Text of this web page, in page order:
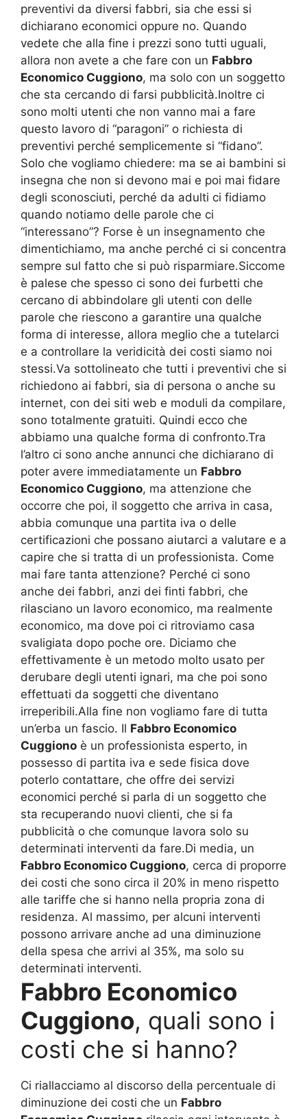
preventivi da diversi fabbri, sia che essi si
dichiarano economici oppure no. Quando
vedete che alla fine i prezzi sono tutti uguali,
allora non avete a che fare con un Fabbro
Economico Cuggiono, ma solo con un soggetto
che sta cercando di farsi pubblicità.Inoltre ci
sono molti utenti che non vanno mai a fare
questo lavoro di “paragoni” o richiesta di
preventivi perché semplicemente si “fidano”.
Solo che vogliamo chiedere: ma se ai bambini si
insegna che non si devono mai e poi mai fidare
degli sconosciuti, perché da adulti ci fidiamo
quando notiamo delle parole che ci
“interessano”? Forse è un insegnamento che
dimentichiamo, ma anche perché ci si concentra
sempre sul fatto che si può risparmiare.Siccome
è palese che spesso ci sono dei furbetti che
cercano di abbindolare gli utenti con delle
parole che riescono a garantire una qualche
forma di interesse, allora meglio che a tutelarci
e a controllare la veridicità dei costi siamo noi
stessi.Va sottolineato che tutti i preventivi che si
richiedono ai fabbri, sia di persona o anche su
internet, con dei siti web e moduli da compilare,
sono totalmente gratuiti. Quindi ecco che
abbiamo una qualche forma di confronto.Tra
l’altro ci sono anche annunci che dichiarano di
poter avere immediatamente un Fabbro
Economico Cuggiono, ma attenzione che
occorre che poi, il soggetto che arriva in casa,
abbia comunque una partita iva o delle
certificazioni che possano aiutarci a valutare e a
capire che si tratta di un professionista. Come
mai fare tanta attenzione? Perché ci sono
anche dei fabbri, anzi dei finti fabbri, che
rilasciano un lavoro economico, ma realmente
economico, ma dove poi ci ritroviamo casa
svaligiata dopo poche ore. Diciamo che
effettivamente è un metodo molto usato per
derubare degli utenti ignari, ma che poi sono
effettuati da soggetti che diventano
irreperibili.Alla fine non vogliamo fare di tutta
un’erba un fascio. Il Fabbro Economico
Cuggiono è un professionista esperto, in
possesso di partita iva e sede fisica dove
poterlo contattare, che offre dei servizi
economici perché si parla di un soggetto che
sta recuperando nuovi clienti, che si fa
pubblicità o che comunque lavora solo su
determinati interventi da fare.Di media, un
Fabbro Economico Cuggiono, cerca di proporre
dei costi che sono circa il 20% in meno rispetto
alle tariffe che si hanno nella propria zona di
residenza. Al massimo, per alcuni interventi
possono arrivare anche ad una diminuzione
della spesa che arrivi al 35%, ma solo su
determinati interventi.
Fabbro Economico
Cuggiono, quali sono i
costi che si hanno?
Ci riallacciamo al discorso della percentuale di
diminuzione dei costi che un Fabbro